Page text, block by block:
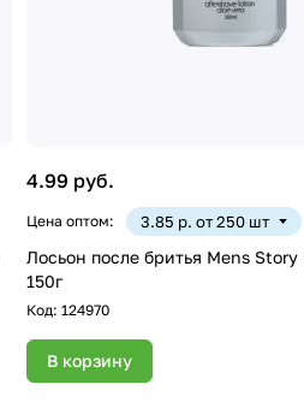
4.99 руб.
Цена оптом: 3.85 р. от 250 шт
Лосьон после бритья Mens
150г
Код: 124970
В корзину